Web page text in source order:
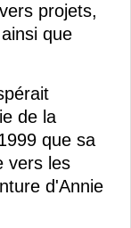
projets,
que
de la
que sa
vers les
d'Annie